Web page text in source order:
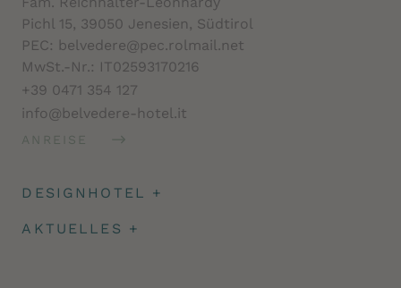
Pichl 15, 39050 Jenesien, Südtirol
PEC: belvedere@pec.rolmail.net
MwSt.-Nr.: IT02593170216
+39 0471 354 127
info@belvedere-hotel.it
ANREISE
DESIGNHOTEL +
Architektur
AKTUELLES +